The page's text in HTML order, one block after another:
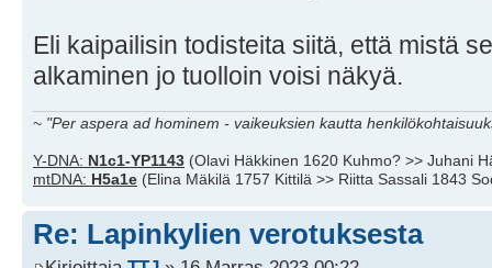
Eli kaipailisin todisteita siitä, että mistä
alkaminen jo tuolloin voisi näkyä.
~ "Per aspera ad hominem - vaikeuksien kautta
Y-DNA: N1c1-YP1143 (Olavi Häkkinen 1620 Kuhmo? >> Juhani
mtDNA: H5a1e (Elina Mäkilä 1757 Kittilä >> Riitta Sassali 1843
Re: Lapinkylien verotuksesta